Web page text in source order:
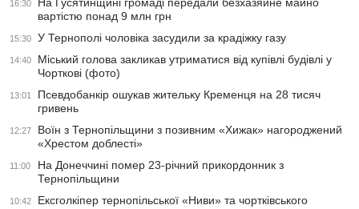
16:30
вартістю понад 9 млн грн
15:30 У Тернополі чоловіка засудили за крадіжку газу
14:40
Міський голова закликав утриматися від купівлі будівлі у
Чорткові (фото)
13:01
Псевдобанкір ошукав жительку Кременця на 28 тисяч
гривень
12:27
Воїн з Тернопільщини з позивним «Хижак» нагороджений
«Хрестом доблесті»
11:00
На Донеччині помер 23-річний прикордонник з
Тернопільщини
10:42
Ексголкіпер тернопільської «Ниви» та чортківського